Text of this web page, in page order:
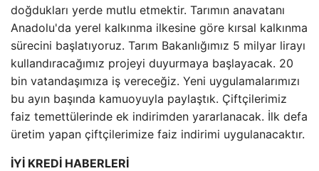
doğdukları yerde mutlu etmektir. Tarımın anavatanı
Anadolu'da yerel kalkınma ilkesine göre kırsal kalkınma
sürecini başlatıyoruz. Tarım Bakanlığımız 5 milyar lirayı
kullandıracağımız projeyi duyurmaya başlayacak. 20
bin vatandaşımıza iş vereceğiz. Yeni uygulamalarımızı
bu ayın başında kamuoyuyla paylaştık. Çiftçilerimiz
faiz temettülerinde ek indirimden yararlanacak. İlk defa
üretim yapan çiftçilerimize faiz indirimi uygulanacaktır.
İYİ KREDİ HABERLERİ